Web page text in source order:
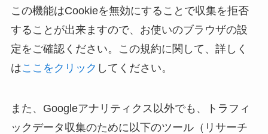
この機能はCookieを無効にすることで収集を拒否
することが出来ますので、お使いのブラウザの設
定をご確認ください。この規約に関して、詳しく
はここをクリック してください。
また、Googleアナリティクス以外でも、トラフィ
ックデータ収集のために以下のツール（リサーチ